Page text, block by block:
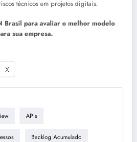
técnicos em projetos digitais.
Brasil para avaliar o melhor modelo
sua empresa.
X
APIs
Backlog Acumulado